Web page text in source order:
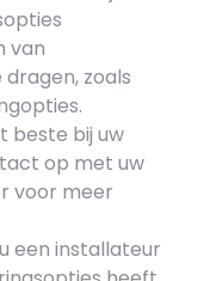
van
zoals
beste bij uw
op met uw
voor meer
een installateur